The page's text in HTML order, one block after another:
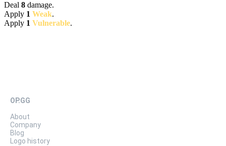
Deal 8 damage.
Apply 1 Weak.
Apply 1 Vulnerable.
OP.GG
About
Company
Blog
Logo history